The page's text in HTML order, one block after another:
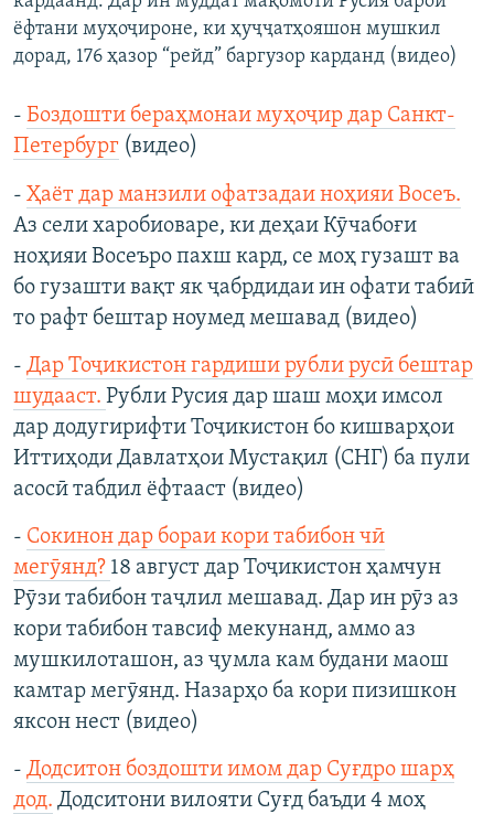
ёфтани муҳоҷироне, ки ҳуҷҷатҳояшон мушкил
дорад, 176 ҳазор “рейд” баргузор карданд (видео)
- Боздошти бераҳмонаи муҳоҷир дар Санкт-
Петербург (видео)
- Ҳаёт дар манзили офатзадаи ноҳияи Восеъ.
Аз сели харобиоваре, ки деҳаи Кӯчабоғи
ноҳияи Восеъро пахш кард, се моҳ гузашт ва
бо гузашти вақт як ҷабрдидаи ин офати табиӣ
то рафт бештар ноумед мешавад (видео)
- Дар Тоҷикистон гардиши рубли русӣ бештар
шудааст. Рубли Русия дар шаш моҳи имсол
дар додугирифти Тоҷикистон бо кишварҳои
Иттиҳоди Давлатҳои Мустақил (СНГ) ба пули
асосӣ табдил ёфтааст (видео)
- Сокинон дар бораи кори табибон чӣ
мегӯянд? 18 август дар Тоҷикистон ҳамчун
Рӯзи табибон таҷлил мешавад. Дар ин рӯз аз
кори табибон тавсиф мекунанд, аммо аз
мушкилоташон, аз ҷумла кам будани маош
камтар мегӯянд. Назарҳо ба кори пизишкон
яксон нест (видео)
- Додситон боздошти имом дар Суғдро шарҳ
дод. Додситони вилояти Суғд баъди 4 моҳ